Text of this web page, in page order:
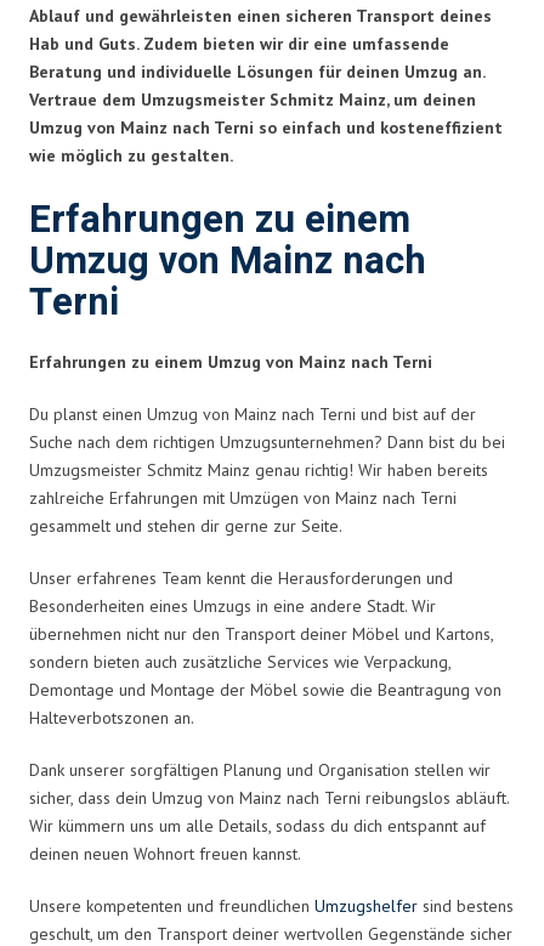
Ablauf und gewährleisten einen sicheren Transport deines
Hab und Guts. Zudem bieten wir dir eine umfassende
Beratung und individuelle Lösungen für deinen Umzug an.
Vertraue dem Umzugsmeister Schmitz Mainz, um deinen
Umzug von Mainz nach Terni so einfach und kosteneffizient
wie möglich zu gestalten.
Erfahrungen zu einem
Umzug von Mainz nach
Terni
Erfahrungen zu einem Umzug von Mainz nach Terni
Du planst einen Umzug von Mainz nach Terni und bist auf der
Suche nach dem richtigen Umzugsunternehmen? Dann bist du bei
Umzugsmeister Schmitz Mainz genau richtig! Wir haben bereits
zahlreiche Erfahrungen mit Umzügen von Mainz nach Terni
gesammelt und stehen dir gerne zur Seite.
Unser erfahrenes Team kennt die Herausforderungen und
Besonderheiten eines Umzugs in eine andere Stadt. Wir
übernehmen nicht nur den Transport deiner Möbel und Kartons,
sondern bieten auch zusätzliche Services wie Verpackung,
Demontage und Montage der Möbel sowie die Beantragung von
Halteverbotszonen an.
Dank unserer sorgfältigen Planung und Organisation stellen wir
sicher, dass dein Umzug von Mainz nach Terni reibungslos abläuft.
Wir kümmern uns um alle Details, sodass du dich entspannt auf
deinen neuen Wohnort freuen kannst.
Unsere kompetenten und freundlichen Umzugshelfer sind bestens
geschult, um den Transport deiner wertvollen Gegenstände sicher